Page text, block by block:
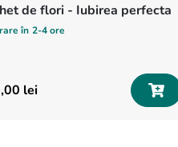
de flori - Iubirea perfecta
în 2-4 ore
,00 lei